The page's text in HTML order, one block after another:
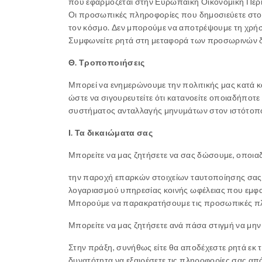
Οι προσωπικές πληροφορίες που δημοσιεύετε
τον κόσμο. Δεν μπορούμε να αποτρέψουμε τη
Συμφωνείτε ρητά στη μεταφορά των προσωρινών
Θ. Τροποποιήσεις
Μπορεί να ενημερώνουμε την πολιτικής μας κατά
ώστε να σιγουρευτείτε ότι κατανοείτε
συστήματος ανταλλαγής μηνυμάτων στον
Ι. Τα δικαιώματα σας
Μπορείτε να μας ζητήσετε να σας δώσουμε,
την παροχή επαρκών στοιχείων ταυτοποίησης
λογαριασμού υπηρεσίας κοινής ωφέλειας που
Μπορούμε να παρακρατήσουμε τις προσωπικές
Μπορείτε να μας ζητήσετε ανά πάσα στιγμή να
Στην πράξη, συνήθως είτε θα αποδέχεστε ρητά